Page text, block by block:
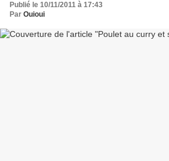
Publié le 10/11/2011 à 17:43
Par Ouioui